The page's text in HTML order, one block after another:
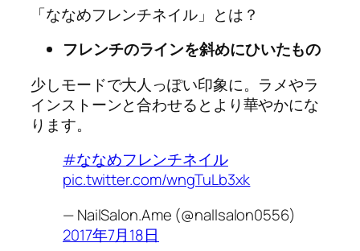
「ななめフレンチネイル」とは？
フレンチのラインを斜めにひいたもの
少しモードで大人っぽい印象に。ラメやラ
インストーンと合わせるとより華やかにな
ります。
#ななめフレンチネイル
pic.twitter.com/wngTuLb3xk
— NailSalon.Ame (@nallsalon0556)
2017年7月18日